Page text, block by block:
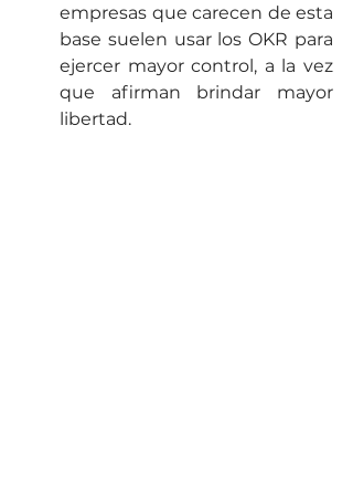
empresas que carecen de esta
base suelen usar los OKR para
ejercer mayor control, a la vez
que afirman brindar mayor
libertad.